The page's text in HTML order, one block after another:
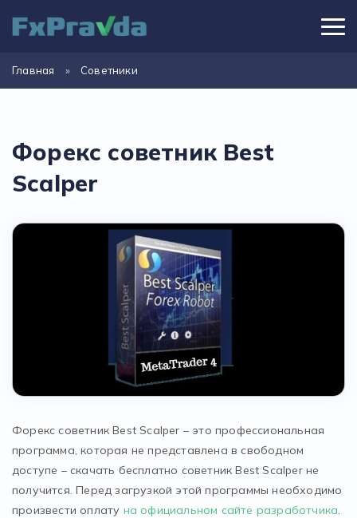
Главная » Советники
Форекс советник Best
Scalper
Форекс советник Best Scalper – это профессиональная
программа, которая не представлена в свободном
доступе – скачать бесплатно советник Best Scalper не
получится. Перед загрузкой этой программы необходимо
произвести оплату на официальном сайте разработчика.